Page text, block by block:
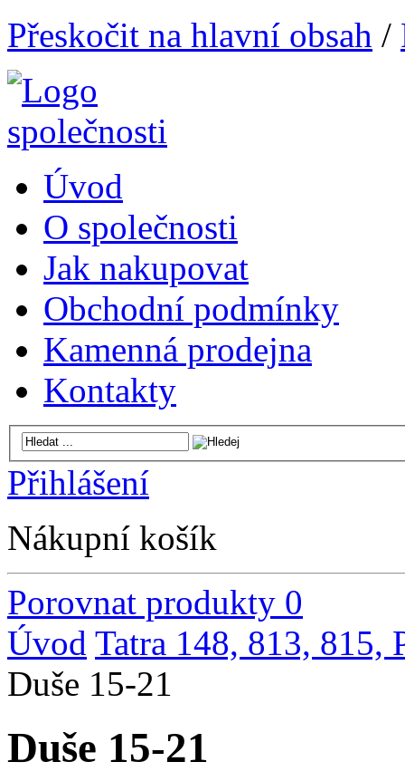
Přeskočit na hlavní obsah /
Úvod
O společnosti
Jak nakupovat
Obchodní podmínky
Kamenná prodejna
Kontakty
Přihlášení
Nákupní košík
Porovnat produkty 0
Úvod Tatra 148, 813, 815,
Duše 15-21
Duše 15-21